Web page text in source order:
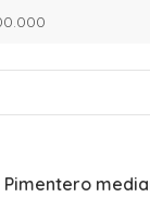
Pimentero